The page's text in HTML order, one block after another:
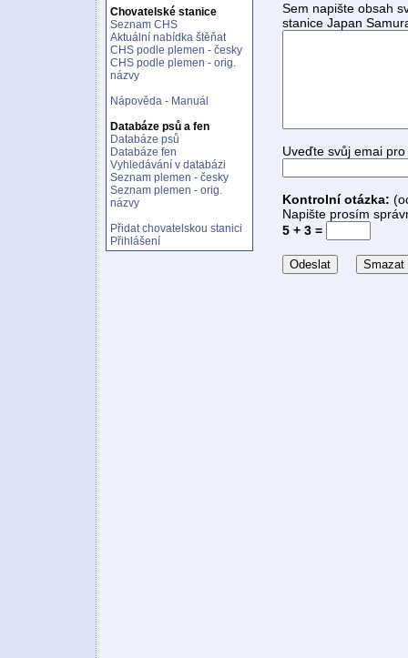
Chovatelské stanice
Seznam CHS
Aktuální nabídka štěňat
CHS podle plemen - česky
CHS podle plemen - orig.
názvy
Nápověda - Manuál
Databáze psů a fen
Databáze psů
Databáze fen
Vyhledávání v databázi
Seznam plemen - česky
Seznam plemen - orig.
názvy
Přidat chovatelskou stanici
Přihlášení
Sem napište obsah
stanice Japan
Uveďte svůj emai
Kontrolní otázka:
Napište prosím
5 + 3 =